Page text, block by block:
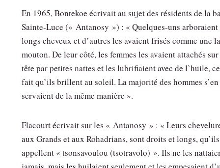
En 1965, Bontekoe écrivait au sujet des résidents de la
Sainte-Luce (« Antanosy ») : « Quelques-uns arboraient
longs cheveux et d’autres les avaient frisés comme une
mouton. De leur côté, les femmes les avaient attachés
tête par petites nattes et les lubrifiaient avec de l’huile,
fait qu’ils brillent au soleil. La majorité des hommes s’en
servaient de la même manière ».
Flacourt écrivait sur les « Antanosy » : « Leurs
aux Grands et aux Rohadrians, sont droits et longs, qu’ils
appellent « tsonsavoulou (tsotravolo) ». Ils ne les